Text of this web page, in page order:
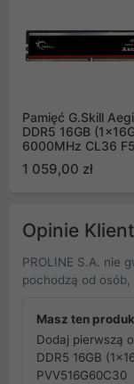
Pamięć G.Skill
DDR5 16GB
6000MHz CL36
1 059,00 zł
Opinie
PROLINE S.A. nie
pochodzą od osób,
Masz ten
Dodaj pierwszą
DDR5 16GB
PVV516G60C30